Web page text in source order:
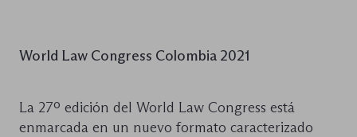
World Law Congress Colombia 2021
La 27º edición del World Law Congress está
enmarcada en un nuevo formato caracterizado